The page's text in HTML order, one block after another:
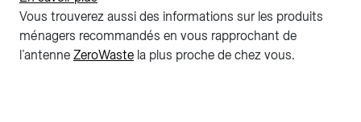
Vous trouverez aussi des informations sur les produits
ménagers recommandés en vous rapprochant de
l’antenne ZeroWaste la plus proche de chez vous.